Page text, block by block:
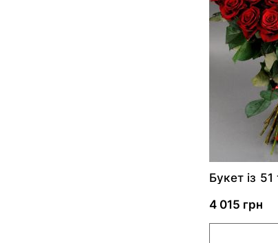
Букет із
4 015 грн